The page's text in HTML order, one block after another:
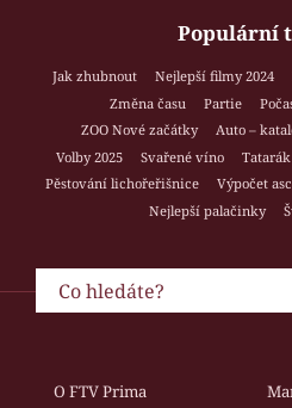
Populární
Jak zhubnout Nejlepší filmy 2024
Změna času
Partie
ZOO Nové začátky
Auto –
Volby 2025
Svařené víno
Pěstování lichořeřišnice
Výpočet
Nejlepší palačinky
O FTV Prima